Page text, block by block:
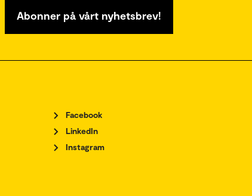
Abonner på vårt nyhetsbrev!
Facebook
LinkedIn
Instagram